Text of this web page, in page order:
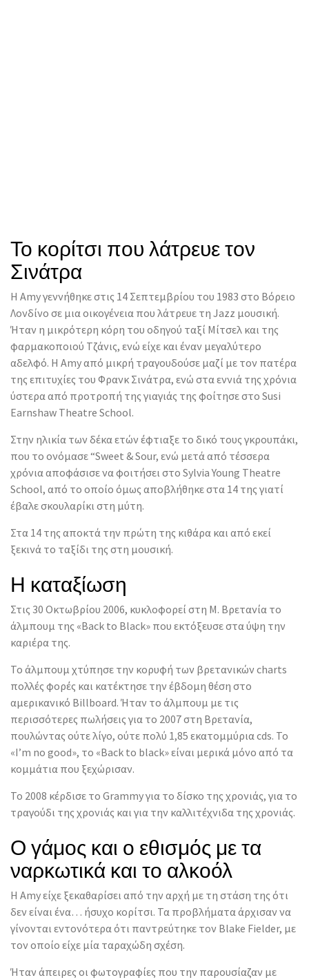
Το κορίτσι που λάτρευε τον
Σινάτρα
Η Amy γεννήθηκε στις 14 Σεπτεμβρίου του 1983 στο Βόρειο
Λονδίνο σε μια οικογένεια που λάτρευε τη Jazz μουσική.
Ήταν η μικρότερη κόρη του οδηγού ταξί Μίτσελ και της
φαρμακοποιού Τζάνις, ενώ είχε και έναν μεγαλύτερο
αδελφό. Η Amy από μικρή τραγουδούσε μαζί με τον πατέρα
της επιτυχίες του Φρανκ Σινάτρα, ενώ στα εννιά της χρόνια
ύστερα από προτροπή της γιαγιάς της φοίτησε στο Susi
Earnshaw Theatre School.
Στην ηλικία των δέκα ετών έφτιαξε το δικό τους γκρουπάκι,
που το ονόμασε “Sweet & Sour, ενώ μετά από τέσσερα
χρόνια αποφάσισε να φοιτήσει στο Sylvia Young Theatre
School, από το οποίο όμως αποβλήθηκε στα 14 της γιατί
έβαλε σκουλαρίκι στη μύτη.
Στα 14 της αποκτά την πρώτη της κιθάρα και από εκεί
ξεκινά το ταξίδι της στη μουσική.
Η καταξίωση
Στις 30 Οκτωβρίου 2006, κυκλοφορεί στη Μ. Βρετανία το
άλμπουμ της «Back to Black» που εκτόξευσε στα ύψη την
καριέρα της.
Το άλμπουμ χτύπησε την κορυφή των βρετανικών charts
πολλές φορές και κατέκτησε την έβδομη θέση στο
αμερικανικό Billboard. Ήταν το άλμπουμ με τις
περισσότερες πωλήσεις για το 2007 στη Βρετανία,
πουλώντας ούτε λίγο, ούτε πολύ 1,85 εκατομμύρια cds. Το
«I’m no good», το «Back to black» είναι μερικά μόνο από τα
κομμάτια που ξεχώρισαν.
Το 2008 κέρδισε το Grammy για το δίσκο της χρονιάς, για το
τραγούδι της χρονιάς και για την καλλιτέχνιδα της χρονιάς.
Ο γάμος και ο εθισμός με τα
ναρκωτικά και το αλκοόλ
H Amy είχε ξεκαθαρίσει από την αρχή με τη στάση της ότι
δεν είναι ένα… ήσυχο κορίτσι. Τα προβλήματα άρχισαν να
γίνονται εντονότερα ότι παντρεύτηκε τον Blake Fielder, με
τον οποίο είχε μία ταραχώδη σχέση.
Ήταν άπειρες οι φωτογραφίες που την παρουσίαζαν με